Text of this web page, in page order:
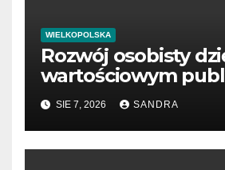
WIELKOPOLSKA
Rozwój osobisty
wartościowym
SIE 7, 2026 SANDRA